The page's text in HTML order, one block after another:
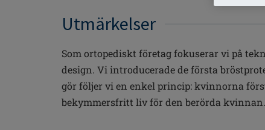
Utmärkelser
Som ortopediskt företag fokuserar vi på
design. Vi introducerade de första
gör följer vi en enkel princip: kvinnorna
bekymmersfritt liv för den berörda